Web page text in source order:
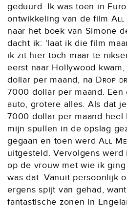
geduurd. Ik was toen in
ontwikkeling van de film All
naar het boek van Simone
dacht ik: ‘laat ik die film
ik zit hier toch maar te
eerst naar Hollywood
dollar per maand, na Drop
7000 dollar per maand.
auto, grotere alles. Als dat
7000 dollar per maand heel
mijn spullen in de opslag
gegaan en toen werdAll
uitgesteld. Vervolgens
op de vrouw met wie ik
was dat. Vanuit persoonlijk
ergens spijt van gehad,
fantastische zonen in